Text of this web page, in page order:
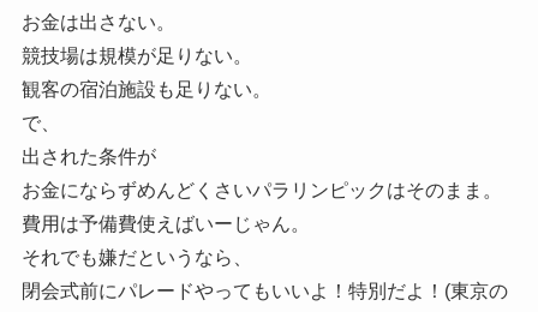
お金は出さない。
競技場は規模が足りない。
観客の宿泊施設も足りない。
で、
出された条件が
お金にならずめんどくさいパラリンピックはそのまま。
費用は予備費使えばいーじゃん。
それでも嫌だというなら、
閉会式前にパレードやってもいいよ！特別だよ！(東京の